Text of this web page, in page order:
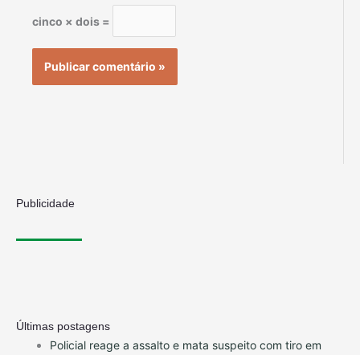
cinco × dois =
Publicidade
Últimas postagens
Policial reage a assalto e mata suspeito com tiro em